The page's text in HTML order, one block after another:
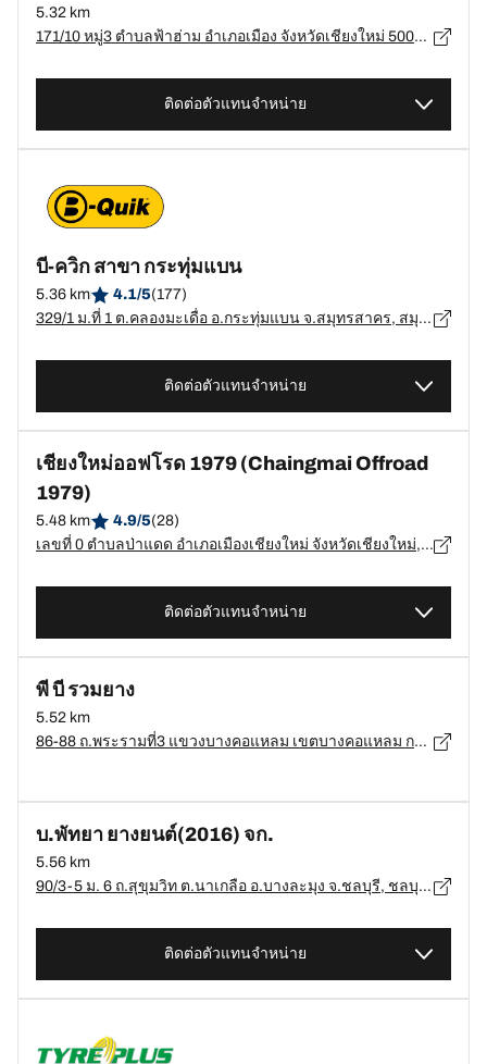
5.32 km
171/10 หมู่3 ตำบลฟ้าฮ่าม อำเภอเมือง จังหวัดเชียงใหม่ 50000, เชียงใหม่ - 50000
ติดต่อตัวแทนจำหน่าย
บี-ควิก สาขา กระทุ่มแบน
5.36 km 4.1/5(177)
329/1 ม.ที่ 1 ต.คลองมะเดื่อ อ.กระทุ่มแบน จ.สมุทรสาคร, สมุทรสาคร - 74110
ติดต่อตัวแทนจำหน่าย
เชียงใหม่​ออฟโรด 1979 (Chaingmai Offroad
1979)
5.48 km 4.9/5(28)
เลขที่ 0 ตำบลป่าแดด อำเภอเมืองเชียงใหม่ จังหวัดเชียงใหม่, เชียงใหม่ , เชียงใหม่, เมืองเชียงใหม่ - 50100
ติดต่อตัวแทนจำหน่าย
พี บี รวมยาง
5.52 km
86-88 ถ.พระรามที่3 แขวงบางคอแหลม เขตบางคอแหลม กรุงเทพมหานคร, กรุงเทพมหานคร - 10120
บ.พัทยา ยางยนต์(2016) จก.
5.56 km
90/3-5 ม. 6 ถ.สุขุมวิท ต.นาเกลือ อ.บางละมุง จ.ชลบุรี, ชลบุรี - 20150
ติดต่อตัวแทนจำหน่าย